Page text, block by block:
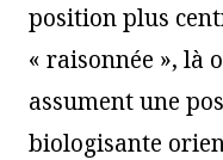
position plus
« raisonnée », là
assument une
biologisante